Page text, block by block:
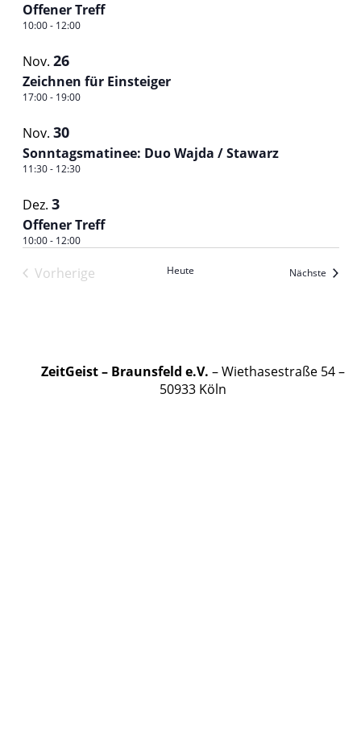
Offener Treff
10:00- 12:00
Nov. 26
Zeichnen für Einsteiger
17:00- 19:00
Nov. 30
Sonntagsmatinee: Duo Wajda / Stawarz
11:30- 12:30
Dez. 3
Offener Treff
10:00- 12:00
Vorherige
Heute Nächste
ZeitGeist – Braunsfeld e.V. – Wiethasestraße 54 –
50933 Köln